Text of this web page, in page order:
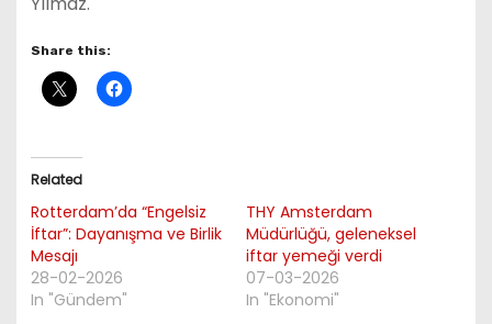
Share this:
Related
Rotterdam’da “Engelsiz
İftar”: Dayanışma ve Birlik
Mesajı
28-02-2026
In "Gündem"
THY Amsterdam
Müdürlüğü, geleneksel
iftar yemeği verdi
07-03-2026
In "Ekonomi"